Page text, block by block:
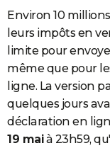
Environ 10
leurs impôts en
limite pour
même que pour
ligne. La version
quelques jours
déclaration en
19 maià 23h59,